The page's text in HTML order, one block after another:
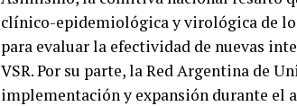
clínico-epidemiológica y virológica de
para evaluar la efectividad de nuevas
VSR. Por su parte, la Red Argentina de
implementación y expansión durante el